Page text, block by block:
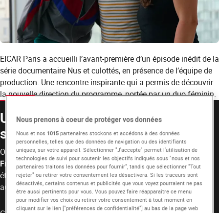
EICAR Paris a accueilli l’avant-première d’un épisode inédit de la
série documentaire Nus et culottés, en présence de l’équipe de
production. Une rencontre inspirante qui a permis de découvrir
la nouvelle direction du programme, portée par un duo féminin.
Une leçon de rigueur derrière la
simplicité
Organisée à EICAR Parisen partenariat avec Bonne Pioche et
France Télévisions, la projection de Nus et culottés a réuni
étudiants, équipes pédagogiques et professionnels du secteur
autour d’un événement sur la production documentaire.
Nous prenons à coeur de protéger vos données
Nous et nos 1015 partenaires stockons et accédons à des données
personnelles, telles que des données de navigation ou des identifiants
uniques, sur votre appareil. Sélectionner "J'accepte" permet l'utilisation de
technologies de suivi pour soutenir les objectifs indiqués sous "nous et nos
partenaires traitons les données pour fournir", tandis que sélectionner "Tout
rejeter" ou retirer votre consentement les désactivera. Si les traceurs sont
désactivés, certains contenus et publicités que vous voyez pourraient ne pas
être aussi pertinents pour vous. Vous pouvez faire réapparaître ce menu
pour modifier vos choix ou retirer votre consentement à tout moment en
cliquant sur le lien ["préférences de confidentialité"] au bas de la page web